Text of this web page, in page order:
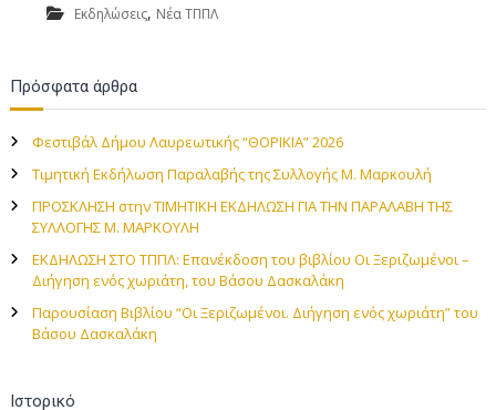
Εκδηλώσεις, Νέα ΤΠΠΛ
Πρόσφατα άρθρα
Φεστιβάλ Δήμου Λαυρεωτικής “ΘΟΡΙΚΙΑ” 2026
Τιμητική Εκδήλωση Παραλαβής της Συλλογής Μ. Μαρκουλή
ΠΡΟΣΚΛΗΣΗ στην TIMHTIKH ΕΚΔΗΛΩΣΗ ΓΙΑ ΤΗΝ ΠΑΡΑΛΑΒΗ ΤΗΣ
ΣΥΛΛΟΓΗΣ Μ. ΜΑΡΚΟΥΛΗ
ΕΚΔΗΛΩΣΗ ΣΤΟ ΤΠΠΛ: Επανέκδοση του βιβλίου Οι Ξεριζωμένοι –
Διήγηση ενός χωριάτη, του Βάσου Δασκαλάκη
Παρουσίαση Βιβλίου “Οι Ξεριζωμένοι. Διήγηση ενός χωριάτη” του
Βάσου Δασκαλάκη
Ιστορικό